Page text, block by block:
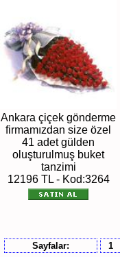
Ankara çiçek gönderme
firmamızdan size özel
41 adet gülden
oluşturulmuş buket
tanzimi
12196 TL - Kod:3264
Sayfalar: 1